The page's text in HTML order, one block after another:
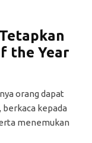
the Year
orang dapat
kepada
menemukan